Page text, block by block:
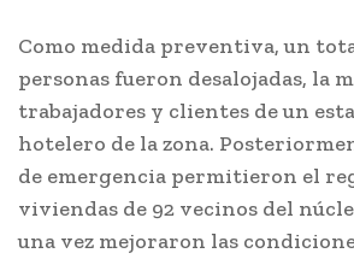
Como medida preventiva, un
personas fueron desalojadas, la
trabajadores y clientes de un
hotelero de la zona.
de emergencia permitieron el
viviendas de 92 vecinos del
una vez mejoraron las